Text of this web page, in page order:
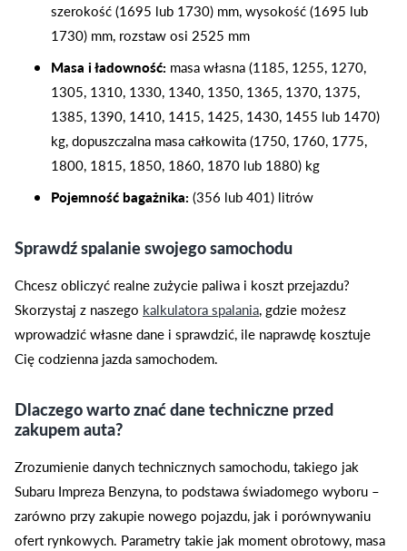
szerokość (1695 lub 1730) mm, wysokość (1695 lub
1730) mm, rozstaw osi 2525 mm
Masa i ładowność: masa własna (1185, 1255, 1270,
1305, 1310, 1330, 1340, 1350, 1365, 1370, 1375,
1385, 1390, 1410, 1415, 1425, 1430, 1455 lub 1470)
kg, dopuszczalna masa całkowita (1750, 1760, 1775,
1800, 1815, 1850, 1860, 1870 lub 1880) kg
Pojemność bagażnika: (356 lub 401) litrów
Sprawdź spalanie swojego samochodu
Chcesz obliczyć realne zużycie paliwa i koszt przejazdu?
Skorzystaj z naszego kalkulatora spalania, gdzie możesz
wprowadzić własne dane i sprawdzić, ile naprawdę kosztuje
Cię codzienna jazda samochodem.
Dlaczego warto znać dane techniczne przed
zakupem auta?
Zrozumienie danych technicznych samochodu, takiego jak
Subaru Impreza Benzyna, to podstawa świadomego wyboru –
zarówno przy zakupie nowego pojazdu, jak i porównywaniu
ofert rynkowych. Parametry takie jak moment obrotowy, masa